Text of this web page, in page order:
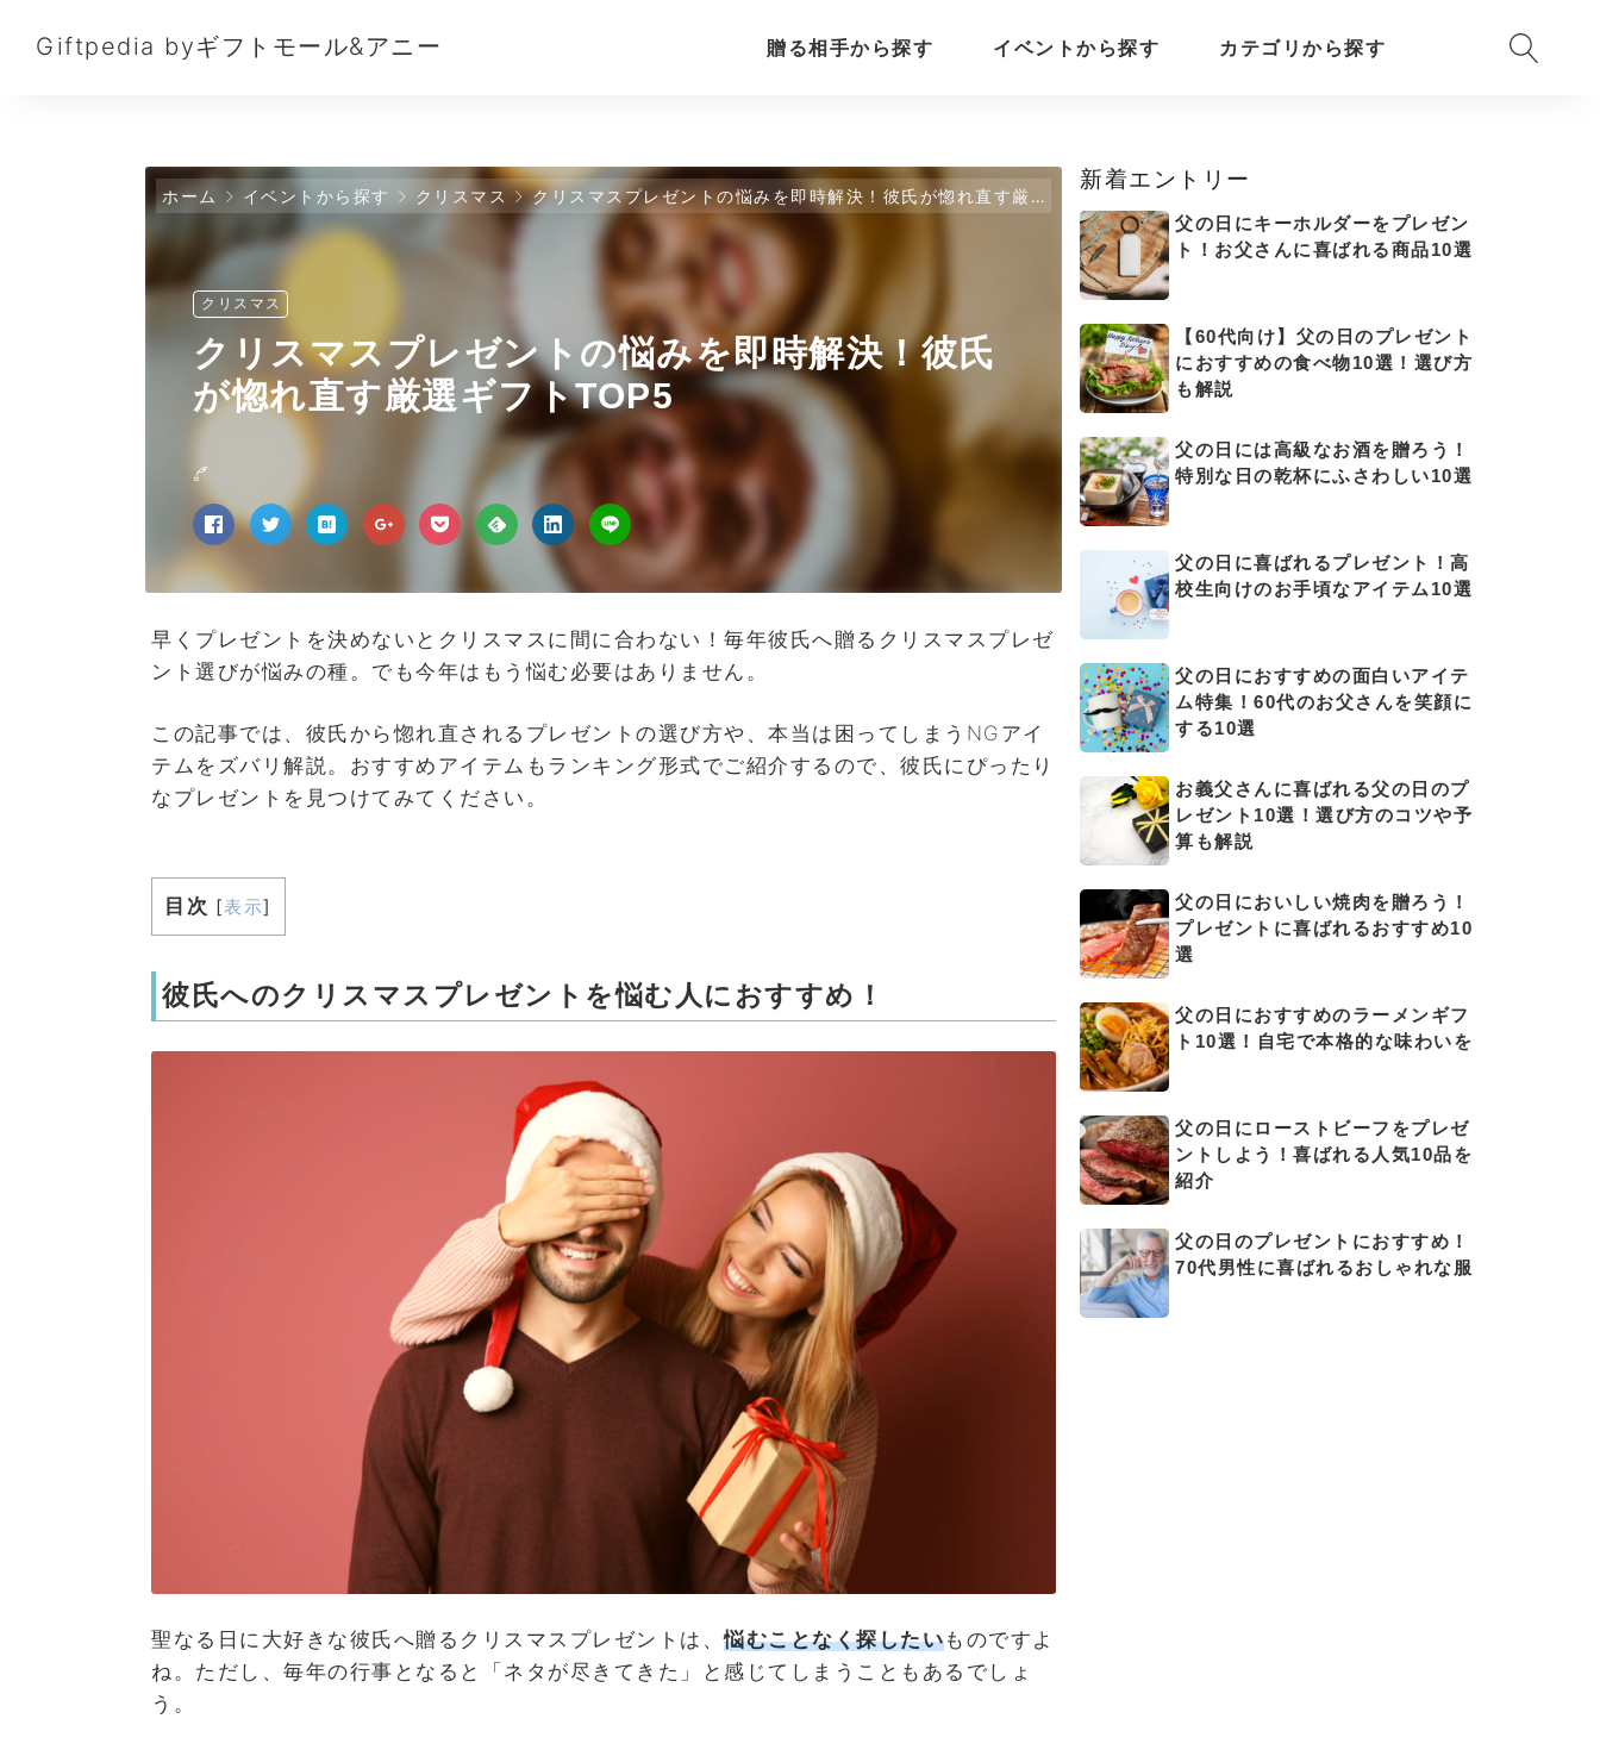
Giftpedia byギフトモール&アニー 贈る相手から探す イベントから探す カテゴリから探す
ホーム イベントから探す クリスマス クリスマスプレゼントの悩みを即時解決！彼氏が惚れ直す厳選ギフトTOP5
クリスマス
クリスマスプレゼントの悩みを即時解決！彼氏
が惚れ直す厳選ギフトTOP5
早くプレゼントを決めないとクリスマスに間に合わない！毎年彼氏へ贈るクリスマスプレゼ
ント選びが悩みの種。でも今年はもう悩む必要はありません。
この記事では、彼氏から惚れ直されるプレゼントの選び方や、本当は困ってしまうNGアイ
テムをズバリ解説。おすすめアイテムもランキング形式でご紹介するので、彼氏にぴったり
なプレゼントを見つけてみてください。
目次 [表示]
彼氏へのクリスマスプレゼントを悩む人におすすめ！
聖なる日に大好きな彼氏へ贈るクリスマスプレゼントは、悩むことなく探したいものですよ
ね。ただし、毎年の行事となると「ネタが尽きてきた」と感じてしまうこともあるでしょ
う。
新着エントリー
父の日にキーホルダーをプレゼン
ト！お父さんに喜ばれる商品10選
【60代向け】父の日のプレゼント
におすすめの食べ物10選！選び方
も解説
父の日には高級なお酒を贈ろう！
特別な日の乾杯にふさわしい10選
父の日に喜ばれるプレゼント！高
校生向けのお手頃なアイテム10選
父の日におすすめの面白いアイテ
ム特集！60代のお父さんを笑顔に
する10選
お義父さんに喜ばれる父の日のプ
レゼント10選！選び方のコツや予
算も解説
父の日においしい焼肉を贈ろう！
プレゼントに喜ばれるおすすめ10
選
父の日におすすめのラーメンギフ
ト10選！自宅で本格的な味わいを
父の日にローストビーフをプレゼ
ントしよう！喜ばれる人気10品を
紹介
父の日のプレゼントにおすすめ！
70代男性に喜ばれるおしゃれな服